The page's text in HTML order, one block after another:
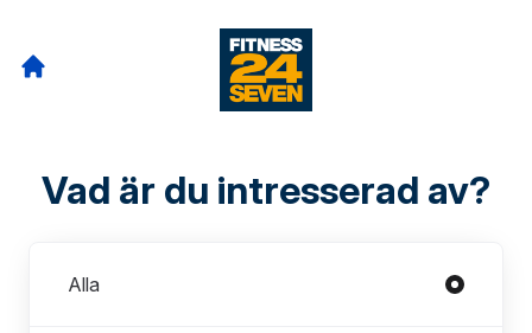
Vad är du intresserad av?
Alla